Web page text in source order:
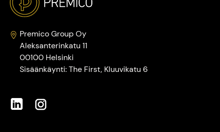
Premico Group Oy
Aleksanterinkatu 11
00100 Helsinki
Sisäänkäynti: The First, Kluuvikatu 6